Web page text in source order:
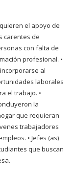
el apoyo de
carentes de
con falta de
profesional. •
al
laborales
el trabajo. •
la
que requieran
trabajadores
• Jefes (as)
que buscan